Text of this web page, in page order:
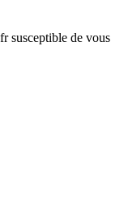
susceptible de vous